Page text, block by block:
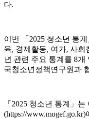
다.
이번 「2025 청소년 통
육, 경제활동, 여가, 사
년 관련 주요 통계를 8
국청소년정책연구원과
「2025 청소년 통계」
(https://